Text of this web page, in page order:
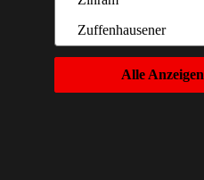
Zuffenhausener
Alle Anzeigen